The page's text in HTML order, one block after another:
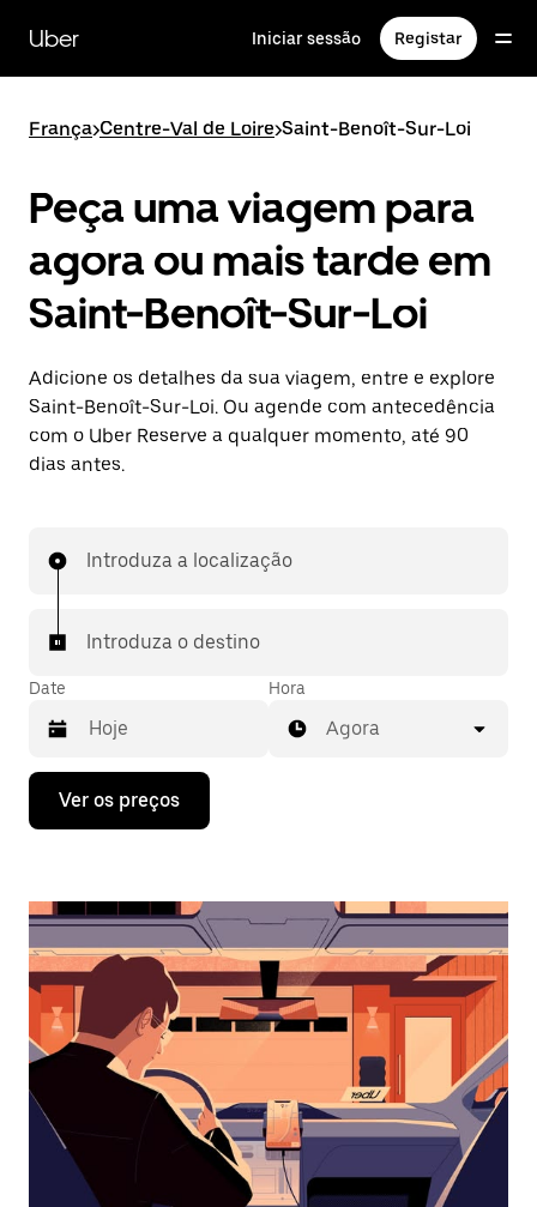
para
conteúdo
Uber Iniciar sessão Registar
França>Centre-Val de Loire>Saint-Benoît-Sur-Loi
Peça uma viagem para
agora ou mais tarde em
Saint-Benoît-Sur-Loi
Adicione os detalhes da sua viagem, entre e explore
Saint-Benoît-Sur-Loi. Ou agende com antecedência
com o Uber Reserve a qualquer momento, até 90
dias antes.
Introduza a localização
Introduza o destino
Date
Prima
tecla
interagir
o
calendário
selecionar
uma
data.
Prima
o
botão
Hora
Agora
Ver os preços